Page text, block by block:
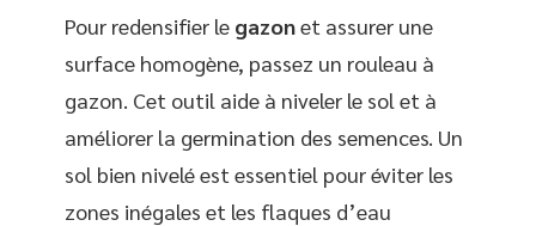
Pour redensifier le gazonet assurer une
surface homogène, passez un rouleau à
gazon. Cet outil aide à niveler le sol et à
améliorer la germination des semences. Un
sol bien nivelé est essentiel pour éviter les
zones inégales et les flaques d’eau